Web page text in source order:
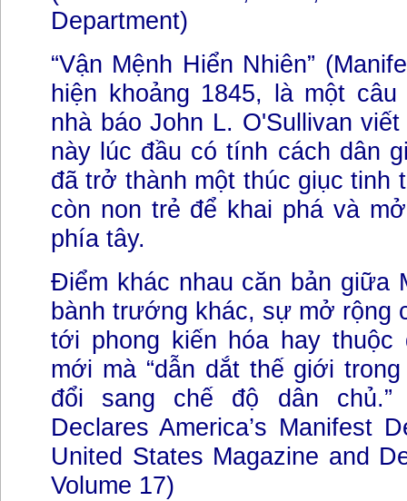
Department)
“Vận Mệnh Hiển Nhiên”
hiện khoảng 1845, là một
nhà báo John L. O'Sullivan
này lúc đầu có tính cách dân
đã trở thành một thúc giục tinh
còn non trẻ để khai phá và
phía tây.
Điểm khác nhau căn bản giữa
bành trướng khác, sự mở rộng
tới phong kiến hóa hay thuộc
mới mà “dẫn dắt thế giới
đổi sang chế độ dân chủ.”
Declares America’s Manifest
United States Magazine and
Volume 17)